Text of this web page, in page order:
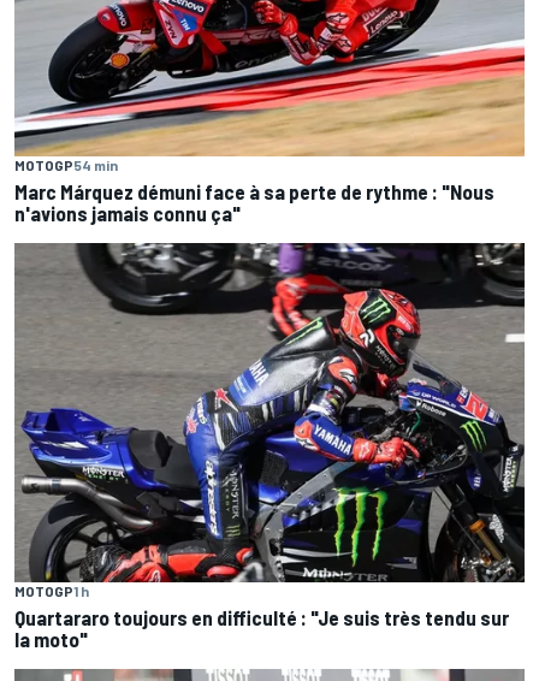
MOTOGP54 min
Marc Márquez démuni face à sa perte de rythme : "Nous
n'avions jamais connu ça"
MOTOGP1 h
Quartararo toujours en difficulté : "Je suis très tendu sur
la moto"